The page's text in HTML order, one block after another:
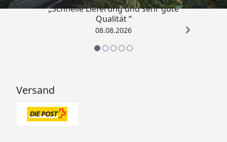
„Schnelle Lieferung und sehr gute
Qualität “
08.08.2026
Versand